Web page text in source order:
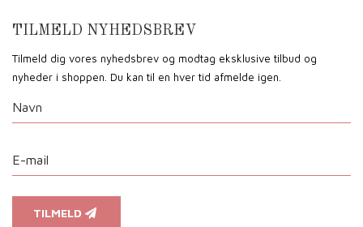
TILMELD NYHEDSBREV
Tilmeld dig vores nyhedsbrev og modtag eksklusive tilbud og
nyheder i shoppen. Du kan til en hver tid afmelde igen.
TILMELD